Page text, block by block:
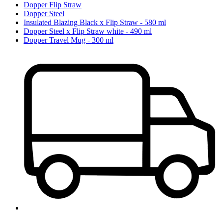
Dopper Flip Straw
Dopper Steel
Insulated Blazing Black x Flip Straw - 580 ml
Dopper Steel x Flip Straw white - 490 ml
Dopper Travel Mug - 300 ml